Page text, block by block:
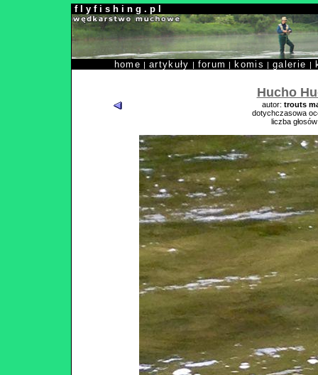
f l y f i s h i n g . p l
home |artykuły | forum | komis |galerie |
Hucho
autor: trouts
dotychczasowa
liczba